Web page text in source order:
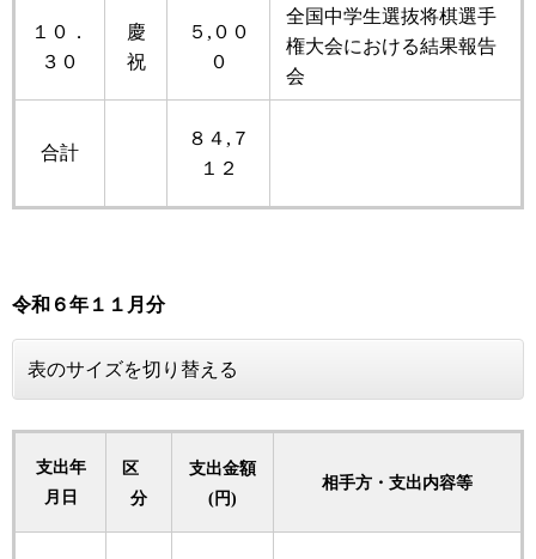
１０．
３０
慶
祝
５,００
０
全国中学生選抜将棋選手
権大会における結果報告
会
合計
８４,７
１２
令和６年 １１月分
表のサイズを切り替える
支出年
月日
区
分
支出金額
(円)
相手方・支出内容等